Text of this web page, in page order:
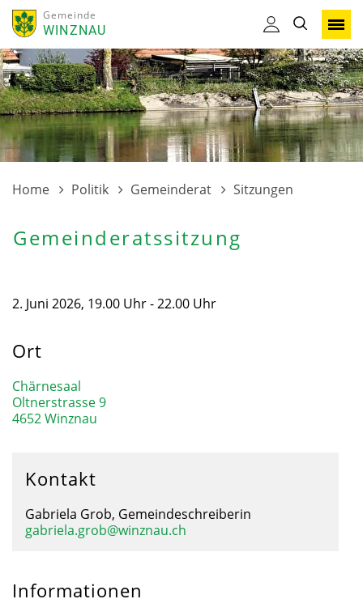
Gemeinde
WINZNAU
Home Politik Gemeinderat Sitzungen
Gemeinderatssitzung
2. Juni 2026, 19.00 Uhr - 22.00 Uhr
Ort
Chärnesaal
Oltnerstrasse 9
4652 Winznau
Kontakt
Gabriela Grob, Gemeindeschreiberin
gabriela.grob@winznau.ch
Informationen